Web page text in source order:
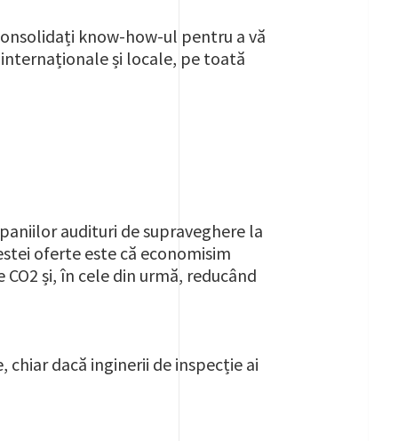
know-how-ul pentru a vă
și locale, pe toată
audituri de supraveghere la
oferte este că economisim
și, în cele din urmă, reducând
dacă inginerii de inspecție ai